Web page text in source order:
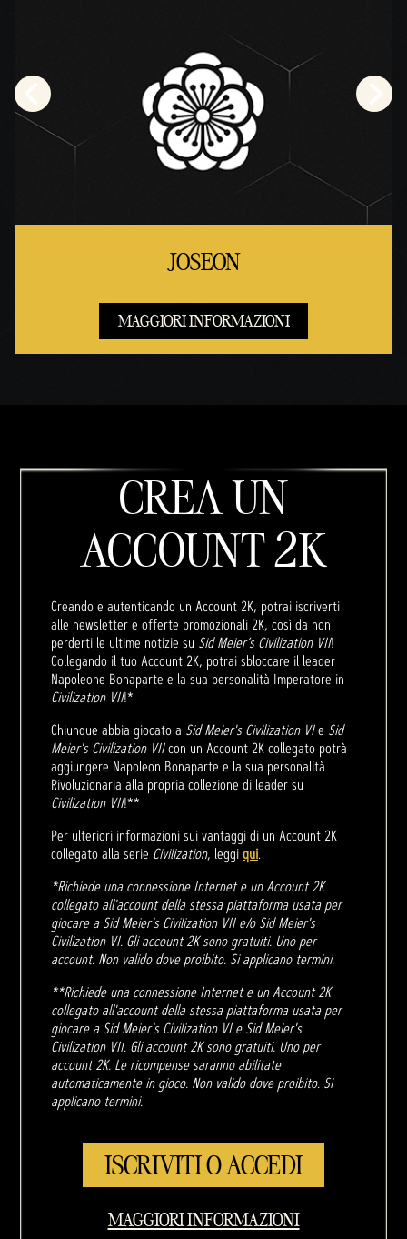
JOSEON
MAGGIORI INFORMAZIONI
CREA UN
ACCOUNT 2K
Creando e autenticando un Account 2K, potrai iscriverti
alle newsletter e offerte promozionali 2K, così da non
perderti le ultime notizie su Sid Meier’s Civilization VII!
Collegando il tuo Account 2K, potrai sbloccare il leader
Napoleone Bonaparte e la sua personalità Imperatore in
Civilization VII!*
Chiunque abbia giocato a Sid Meier's Civilization VIe Sid
Meier's Civilization VIIcon un Account 2K collegato potrà
aggiungere Napoleon Bonaparte e la sua personalità
Rivoluzionaria alla propria collezione di leader su
Civilization VII!**
Per ulteriori informazioni sui vantaggi di un Account 2K
collegato alla serie Civilization, leggiqui.
*Richiede una connessione Internet e un Account 2K
collegato all'account della stessa piattaforma usata per
giocare a Sid Meier's Civilization VII e/o Sid Meier's
Civilization VI. Gli account 2K sono gratuiti. Uno per
account. Non valido dove proibito. Si applicano termini.
**Richiede una connessione Internet e un Account 2K
collegato all'account della stessa piattaforma usata per
giocare a Sid Meier's Civilization VI e Sid Meier's
Civilization VII. Gli account 2K sono gratuiti. Uno per
account 2K. Le ricompense saranno abilitate
automaticamente in gioco. Non valido dove proibito. Si
applicano termini.
ISCRIVITI O ACCEDI
MAGGIORI INFORMAZIONI